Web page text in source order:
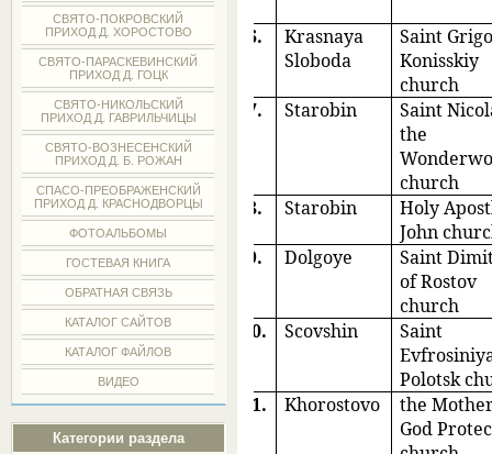
СВЯТО-ПОКРОВСКИЙ
ПРИХОД Д. ХОРОСТОВО
СВЯТО-ПАРАСКЕВИНСКИЙ
ПРИХОД Д. ГОЦК
СВЯТО-НИКОЛЬСКИЙ
ПРИХОД Д. ГАВРИЛЬЧИЦЫ
СВЯТО-ВОЗНЕСЕНСКИЙ
ПРИХОД Д. Б. РОЖАН
СПАСО-ПРЕОБРАЖЕНСКИЙ
ПРИХОД Д. КРАСНОДВОРЦЫ
ФОТОАЛЬБОМЫ
ГОСТЕВАЯ КНИГА
ОБРАТНАЯ СВЯЗЬ
КАТАЛОГ САЙТОВ
КАТАЛОГ ФАЙЛОВ
ВИДЕО
Категории раздела
6.
Krasnaya
Sloboda
Saint
Konisskiy
church
7.
Starobin
Saint
the
church
8.
Starobin
Holy
John
9.
Dolgoye
Saint
of Rostov
church
10.
Scovshin
Saint
Polotsk
11.
Khorostovo
the
God